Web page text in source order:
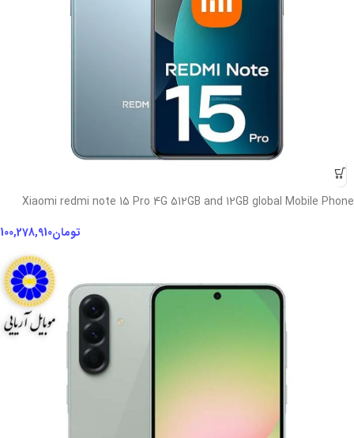
Xiaomi redmi note 15 Pro 4G 512GB and 12GB global Mobile Phone
تومان100,278,910